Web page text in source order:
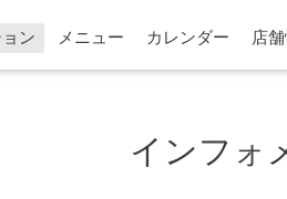
ン メニュー カレンダー 店
インフォ